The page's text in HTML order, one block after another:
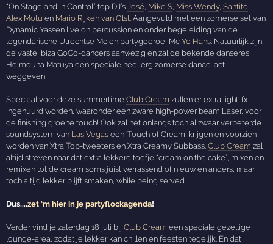
“On Stage and In Control” top DJ’s José Mike S Miss Wendy,Santito
Alex Motu en Mario Rijken van Olst . Aangevuld met een zomerse set van
Dynamic Yassen live on percussion en onder begeleiding van de
legendarische Utrechtse Mc en partygoeroe, McYo Hans . Natuurlijk zijn
de vaste Ibiza GoGo-dancers aanwezig en zal de bekende danseres
Helmouna Matuya een speciale heel erg zomerse dance-act
weggeven!
Speciaal voor deze summertimeClub Cream zullen er extra light-fx
ingehuurd worden, waaronder een zware high-power beam Laser, voor
de finishing groene touch! Ook zal het onlangs toch al zwaar verbeterde
soundsystem van Las Vegas een ‘Touch of Cream’ krijgen en voorzien
worden van Xtra Top-tweeters en Xtra Creamy Subbass.Club Cream zal
altijd streven naar dat extra lekkere toefje “cream on the cake”, mixen en
remixen tot de cream soms juist verrassend of nieuw en anders, maar
toch altijd lekker blijft smaken, while being served.
Dus....zet ‘m hier in je partyflockagenda!
Verder vind je zaterdag 18 juli bijClub Cream een speciale gezellige
lounge-area, zodat je lekker kan chillen en feesten tegelijk. En dat